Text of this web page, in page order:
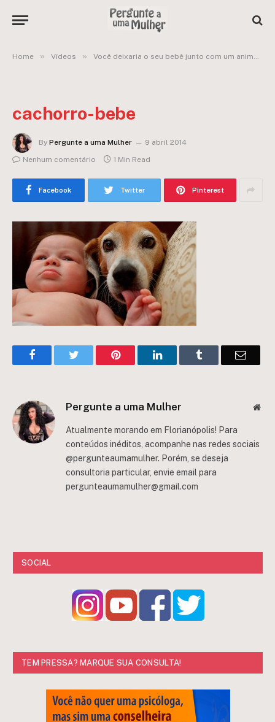
Home » Vídeos » Você deixaria o seu bebê junto com um animal de estimação?
cachorro-bebe
By Pergunte a uma Mulher
9 abril 2014
Nenhum comentário
1 Min Read
Facebook Twitter Pinterest
FacebookTwitter Pinterest LinkedInTumblr Email
Pergunte a uma Mulher
Atualmente morando em Florianópolis! Para
conteúdos inéditos, acompanhe nas redes sociais
@pergunteaumamulher. Porém, se deseja
consultoria particular, envie email para
pergunteaumamulher@gmail.com
SOCIAL
TEM PRESSA? MARQUE SUA CONSULTA!